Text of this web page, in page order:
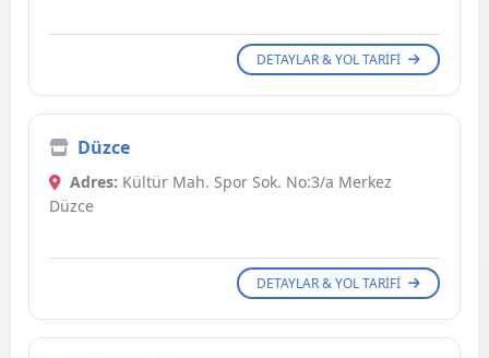
DETAYLAR & YOL TARIFI
Düzce
Adres: Kültür Mah. Spor Sok. No:3/a Merkez
Düzce
DETAYLAR & YOL TARIFI